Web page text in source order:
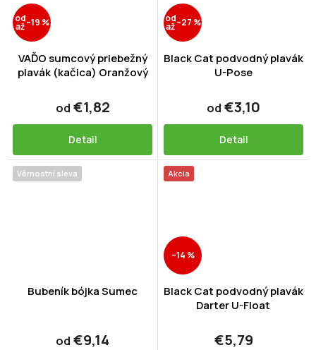
od
až–19 %
VAĎO sumcový priebežný
plavák (kačica) Oranžový
od €1,82
Detail
od
až–27 %
Black Cat podvodný plavák
U-Pose
od €3,10
Detail
Věrnostní sleva
Bubeník bójka Sumec
od €9,14
Akcia
–14 %
Black Cat podvodný plavák
Darter U-Float
€5,79